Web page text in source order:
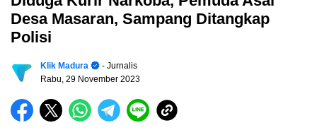
Desa Masaran, Sampang Ditangkap
Polisi
Klik Madura
- Jurnalis
Rabu, 29 November 2023